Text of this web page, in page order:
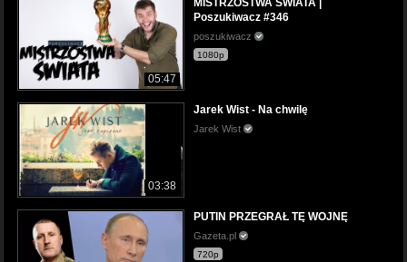
05:47
MISTRZOSTWA ŚWIATA |
Poszukiwacz #346
poszukiwacz
1080p
03:38
Jarek Wist - Na chwilę
Jarek Wist
PUTIN PRZEGRAŁ TĘ WOJNĘ
Gazeta.pl
720p